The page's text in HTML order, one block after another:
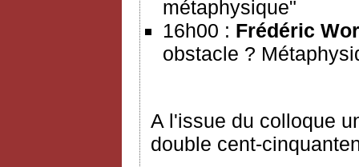
métaphysique"
16h00 : Frédéric
obstacle ?
A l'issue du colloque
double cent-